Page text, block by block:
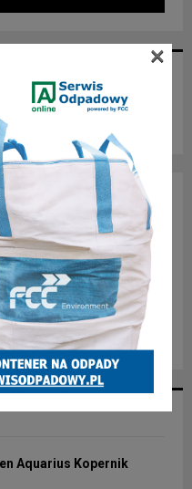
Aquarius Kopernik
×